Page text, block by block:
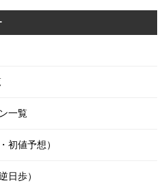
一覧
初値予想）
日歩）